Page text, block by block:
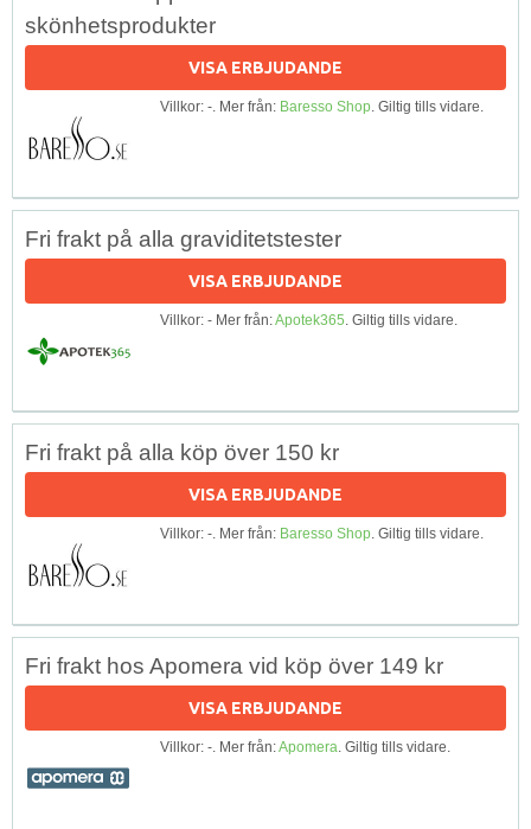
skönhetsprodukter
VISA ERBJUDANDE
Villkor: -. Mer från: Baresso Shop. Giltig tills vidare.
Fri frakt på alla graviditetstester
VISA ERBJUDANDE
Villkor: - Mer från:Apotek365. Giltig tills vidare.
Fri frakt på alla köp över 150 kr
VISA ERBJUDANDE
Villkor: -. Mer från: Baresso Shop. Giltig tills vidare.
Fri frakt hos Apomera vid köp över 149 kr
VISA ERBJUDANDE
Villkor: -. Mer från:Apomera. Giltig tills vidare.